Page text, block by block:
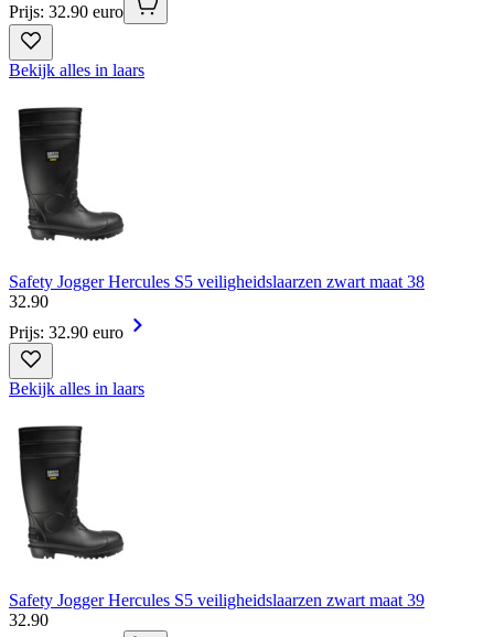
Prijs: 32.90 euro
Bekijk alles in laars
Safety Jogger Hercules S5 veiligheidslaarzen zwart maat 38
32.90
Prijs: 32.90 euro
Bekijk alles in laars
Safety Jogger Hercules S5 veiligheidslaarzen zwart maat 39
32.90